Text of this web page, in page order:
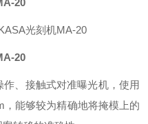
20
20
、接触式对准曝光机，使用
能够较为精确地将掩模上的